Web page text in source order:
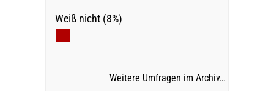
Weiß nicht (8%)
Weitere Umfragen im Archiv…